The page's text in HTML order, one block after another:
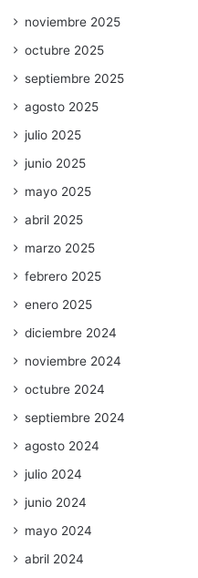
noviembre 2025
octubre 2025
septiembre 2025
agosto 2025
julio 2025
junio 2025
mayo 2025
abril 2025
marzo 2025
febrero 2025
enero 2025
diciembre 2024
noviembre 2024
octubre 2024
septiembre 2024
agosto 2024
julio 2024
junio 2024
mayo 2024
abril 2024